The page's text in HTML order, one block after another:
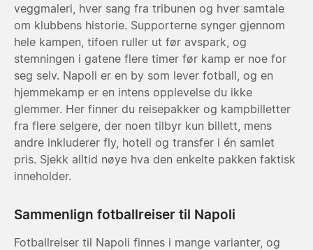
veggmaleri, hver sang fra tribunen og hver samtale
om klubbens historie. Supporterne synger gjennom
hele kampen, tifoen ruller ut før avspark, og
stemningen i gatene flere timer før kamp er noe for
seg selv. Napoli er en by som lever fotball, og en
hjemmekamp er en intens opplevelse du ikke
glemmer. Her finner du reisepakker og kampbilletter
fra flere selgere, der noen tilbyr kun billett, mens
andre inkluderer fly, hotell og transfer i én samlet
pris. Sjekk alltid nøye hva den enkelte pakken faktisk
inneholder.
Sammenlign fotballreiser til Napoli
Fotballreiser til Napoli finnes i mange varianter, og